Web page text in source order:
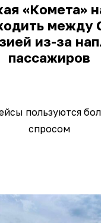
«Комета»
между
из-за
пассажиров
пользуются
спросом